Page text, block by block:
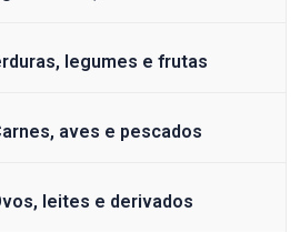
legumes e frutas
aves e pescados
leites e derivados